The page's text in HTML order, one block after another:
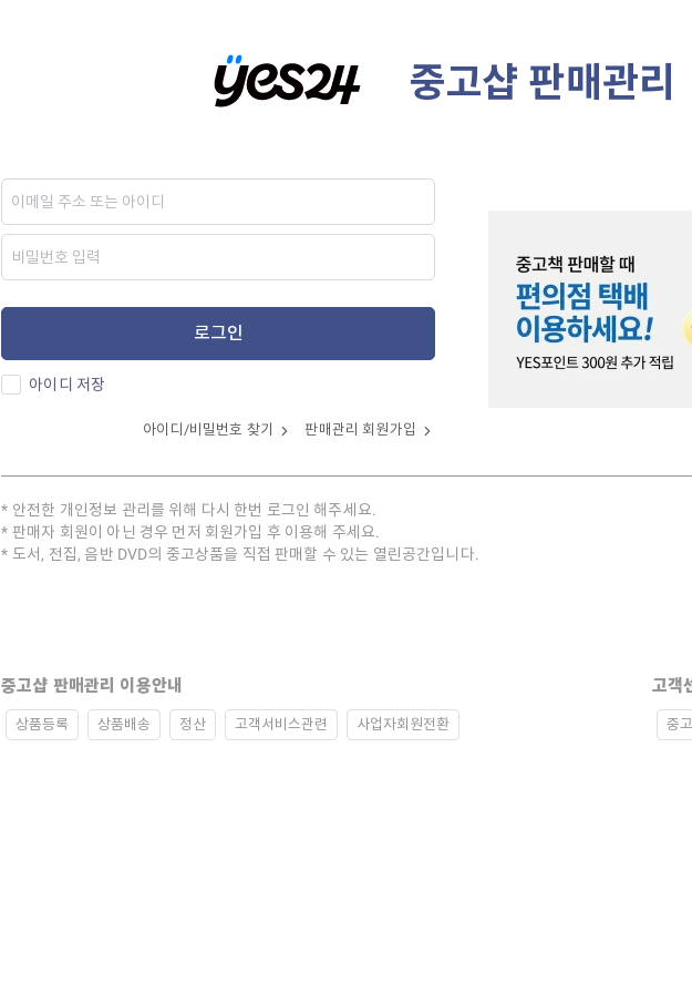
중고샵 판매관리
로그인
아이디 저장
아이디/비밀번호 찾기 판매관리 회원가입
안전한 개인정보 관리를 위해 다시 한번 로그인 해주세요.
판매자 회원이 아닌 경우 먼저 회원가입 후 이용해 주세요.
도서, 전집, 음반 DVD의 중고상품을 직접 판매할 수 있는 열린공간입니다.
중고샵 판매관리 이용안내
상품등록 상품배송 정산 고객서비스관련 사업자회원전환
고객
중